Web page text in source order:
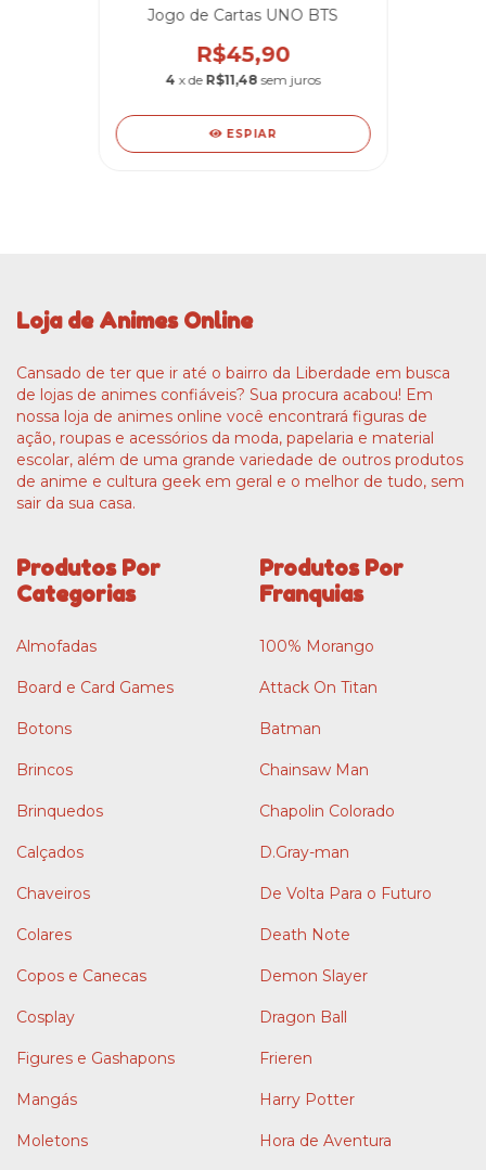
Jogo de Cartas UNO BTS
R$45,90
4 x de R$11,48 sem juros
ESPIAR
Loja de Animes Online
Cansado de ter que ir até o bairro da Liberdade em busca
de lojas de animes confiáveis? Sua procura acabou! Em
nossa loja de animes online você encontrará figuras de
ação, roupas e acessórios da moda, papelaria e material
escolar, além de uma grande variedade de outros produtos
de anime e cultura geek em geral e o melhor de tudo, sem
sair da sua casa.
Produtos Por
Categorias
Almofadas
Board e Card Games
Botons
Brincos
Brinquedos
Calçados
Chaveiros
Colares
Copos e Canecas
Cosplay
Figures e Gashapons
Mangás
Moletons
Produtos Por
Franquias
100% Morango
Attack On Titan
Batman
Chainsaw Man
Chapolin Colorado
D.Gray-man
De Volta Para o Futuro
Death Note
Demon Slayer
Dragon Ball
Frieren
Harry Potter
Hora de Aventura